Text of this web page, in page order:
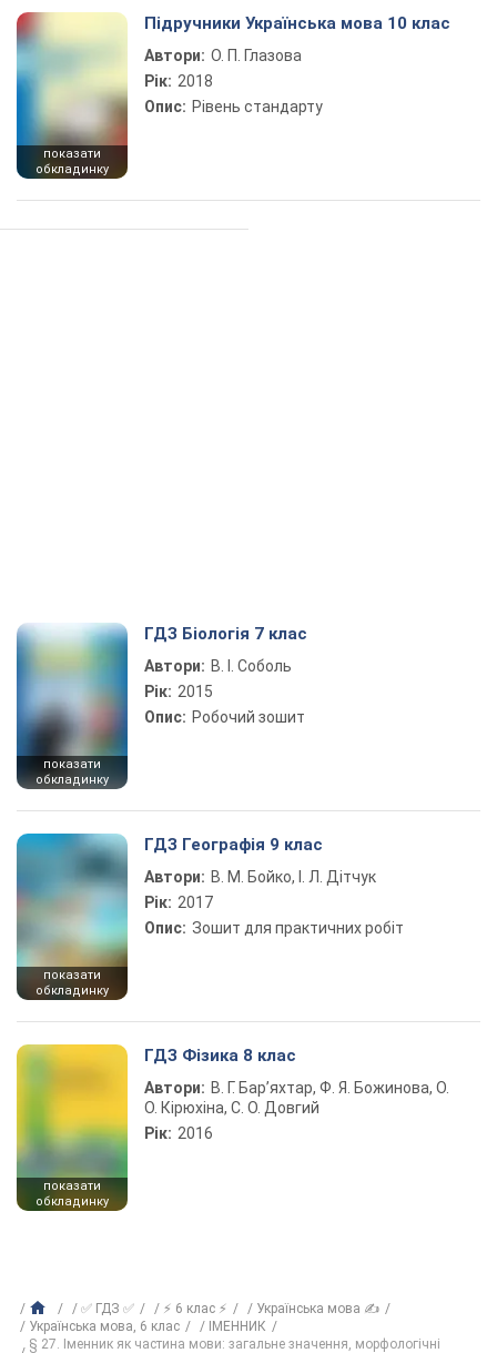
показати
обкладинку
Підручники Українська мова 10 клас
Автори: О. П. Глазова
Рік: 2018
Опис: Рівень стандарту
показати
обкладинку
ГДЗ Біологія 7 клас
Автори: В. І. Соболь
Рік: 2015
Опис: Робочий зошит
показати
обкладинку
ГДЗ Географія 9 клас
Автори: В. М. Бойко, І. Л. Дітчук
Рік: 2017
Опис: Зошит для практичних робіт
показати
обкладинку
ГДЗ Фізика 8 клас
Автори: В. Г. Бар’яхтар, Ф. Я. Божинова, О.
О. Кірюхіна, С. О. Довгий
Рік: 2016
✅ ГДЗ ✅ ⚡ 6 клас ⚡
Українська мова ✍
Українська мова, 6 клас
ІМЕННИК
§ 27. Іменник як частина мови: загальне значення, морфологічні